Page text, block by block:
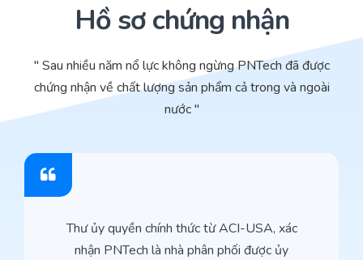
Hồ sơ chứng nhận
" Sau nhiều năm nổ lực không ngừng PNTech đã được
chứng nhận về chất lượng sản phẩm cả trong và ngoài
nước "
Thư ủy quyền chính thức từ ACI-USA, xác
nhận PNTech là nhà phân phối được ủy